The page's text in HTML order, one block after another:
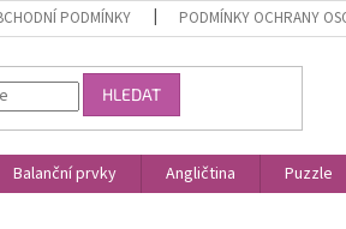
PODMÍNKY PODMÍNKY OCHRANY
HLEDAT
Balanční prvky Angličtina Puzzle